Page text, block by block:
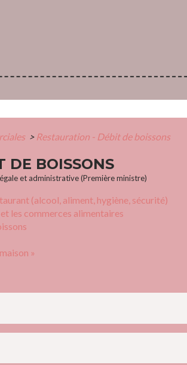
> Restauration - Débit de boissons
DE BOISSONS
et administrative (Première ministre)
(alcool, aliment, hygiène, sécurité)
les commerces alimentaires
»